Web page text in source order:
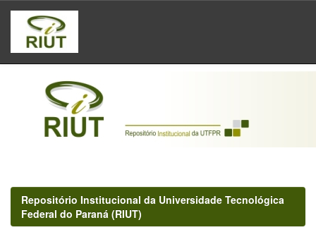
Skip
navigation
Repositório Institucional da Universidade Tecnológica
Federal do Paraná (RIUT)